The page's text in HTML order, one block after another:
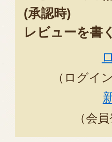
素材を活か
いタルトで
(承認時)
レビューを書
（ログイ
（会